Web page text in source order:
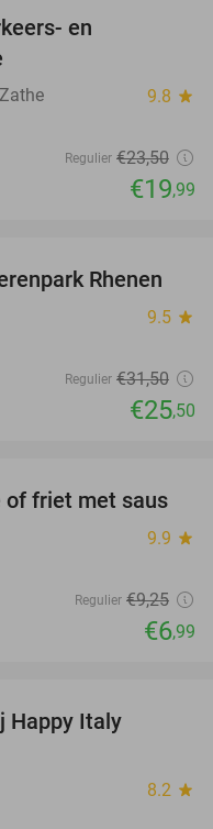
en
9.8 star
Regulier €23,50
€19,99
19%
Rhenen
9.5 star
Regulier €31,50
€25,50
24%
of friet met saus
9.9 star
Regulier €9,25
€6,99
Happy Italy
8.2 star